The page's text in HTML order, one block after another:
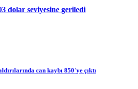
dolar seviyesine geriledi
can kaybı 850'ye çıktı